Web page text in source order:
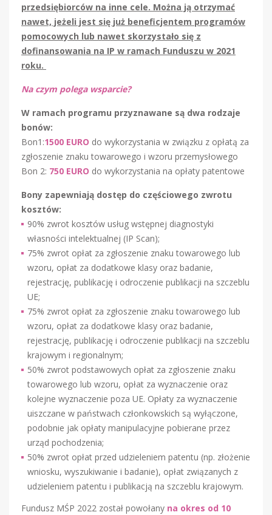
przedsiębiorców na inne cele. Można ją otrzymać
nawet, jeżeli jest się już beneficjentem programów
pomocowych lub nawet skorzystało się z
dofinansowania na IP w ramach Funduszu w 2021
roku.
Na czym polega wsparcie?
W ramach programu przyznawane są dwa rodzaje
bonów:
Bon1:1500 EURO do wykorzystania w związku z opłatą za
zgłoszenie znaku towarowego i wzoru przemysłowego
Bon 2: 750 EURO do wykorzystania na opłaty patentowe
Bony zapewniają dostęp do częściowego zwrotu
kosztów:
90% zwrot kosztów usług wstępnej diagnostyki
własności intelektualnej (IP Scan);
75% zwrot opłat za zgłoszenie znaku towarowego lub
wzoru, opłat za dodatkowe klasy oraz badanie,
rejestrację, publikację i odroczenie publikacji na szczeblu
UE;
75% zwrot opłat za zgłoszenie znaku towarowego lub
wzoru, opłat za dodatkowe klasy oraz badanie,
rejestrację, publikację i odroczenie publikacji na szczeblu
krajowym i regionalnym;
50% zwrot podstawowych opłat za zgłoszenie znaku
towarowego lub wzoru, opłat za wyznaczenie oraz
kolejne wyznaczenie poza UE. Opłaty za wyznaczenie
uiszczane w państwach członkowskich są wyłączone,
podobnie jak opłaty manipulacyjne pobierane przez
urząd pochodzenia;
50% zwrot opłat przed udzieleniem patentu (np. złożenie
wniosku, wyszukiwanie i badanie), opłat związanych z
udzieleniem patentu i publikacją na szczeblu krajowym.
Fundusz MŚP 2022 został powołany na okres od 10